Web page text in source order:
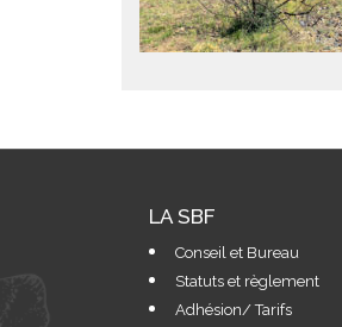
LA SBF
Conseil et Bureau
Statuts et règlement
Adhésion/ Tarifs